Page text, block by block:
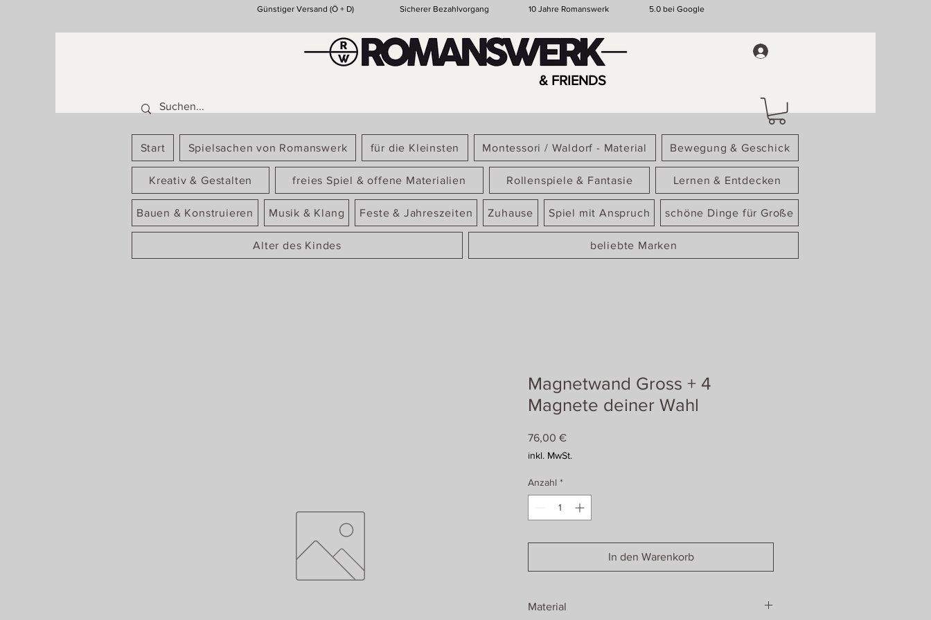
Günstiger Versand (Ö + D) Sicherer Bezahlvorgang 10 Jahre Romanswerk 5.0 bei Google
& FRIENDS
Start Spielsachen von Romanswerk für die Kleinsten Montessori / Waldorf - Material Bewegung & Geschick
Kreativ & Gestalten freies Spiel & offene Materialien Rollenspiele & Fantasie Lernen & Entdecken
Bauen & Konstruieren Musik & Klang Feste & Jahreszeiten Zuhause Spiel mit Anspruch schöne Dinge für Große
Alter des Kindes beliebte Marken
Magnetwand Gross + 4
Magnete deiner Wahl
76,00 €Preis
inkl. MwSt.
Anzahl *
In den Warenkorb
Material